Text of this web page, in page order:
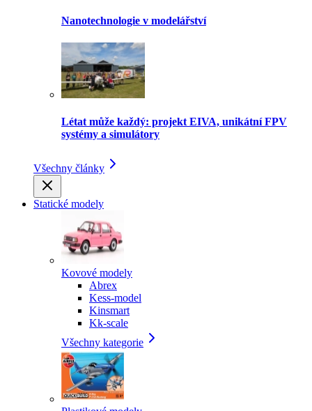
Nanotechnologie v modelářství
Létat může každý: projekt EIVA, unikátní FPV
systémy a simulátory
Všechny články
Statické modely
Kovové modely
Abrex
Kess-model
Kinsmart
Kk-scale
Všechny kategorie